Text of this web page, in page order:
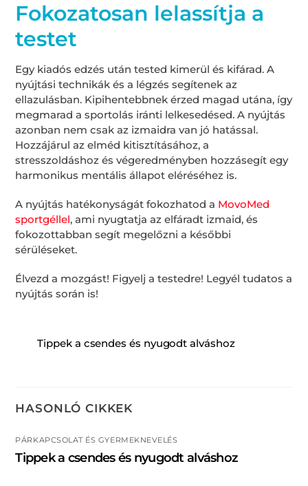
Fokozatosan lelassítja a
testet
Egy kiadós edzés után tested kimerül és kifárad. A
nyújtási technikák és a légzés segítenek az
ellazulásban. Kipihentebbnek érzed magad utána, így
megmarad a sportolás iránti lelkesedésed. A nyújtás
azonban nem csak az izmaidra van jó hatással.
Hozzájárul az elméd kitisztításához, a
stresszoldáshoz és végeredményben hozzásegít egy
harmonikus mentális állapot eléréséhez is.
A nyújtás hatékonyságát fokozhatod a MovoMed
sportgéllel, ami nyugtatja az elfáradt izmaid, és
fokozottabban segít megelőzni a későbbi
sérüléseket.
Élvezd a mozgást! Figyelj a testedre! Legyél tudatos a
nyújtás során is!
Tippek a csendes és nyugodt alváshoz
HASONLÓ CIKKEK
PÁRKAPCSOLAT ÉS GYERMEKNEVELÉS
Tippek a csendes és nyugodt alváshoz